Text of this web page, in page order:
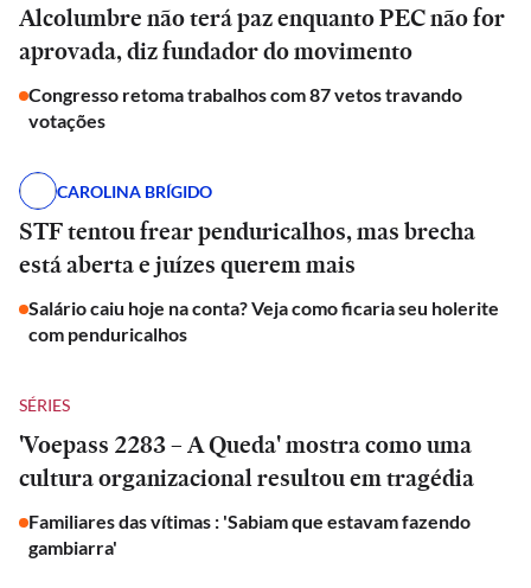
Alcolumbre não terá paz enquanto PEC não for
aprovada, diz fundador do movimento
Congresso retoma trabalhos com 87 vetos travando
votações
CAROLINA BRÍGIDO
STF tentou frear penduricalhos, mas brecha
está aberta e juízes querem mais
Salário caiu hoje na conta? Veja como ficaria seu holerite
com penduricalhos
SÉRIES
'Voepass 2283 – A Queda' mostra como uma
cultura organizacional resultou em tragédia
Familiares das vítimas : 'Sabiam que estavam fazendo
gambiarra'